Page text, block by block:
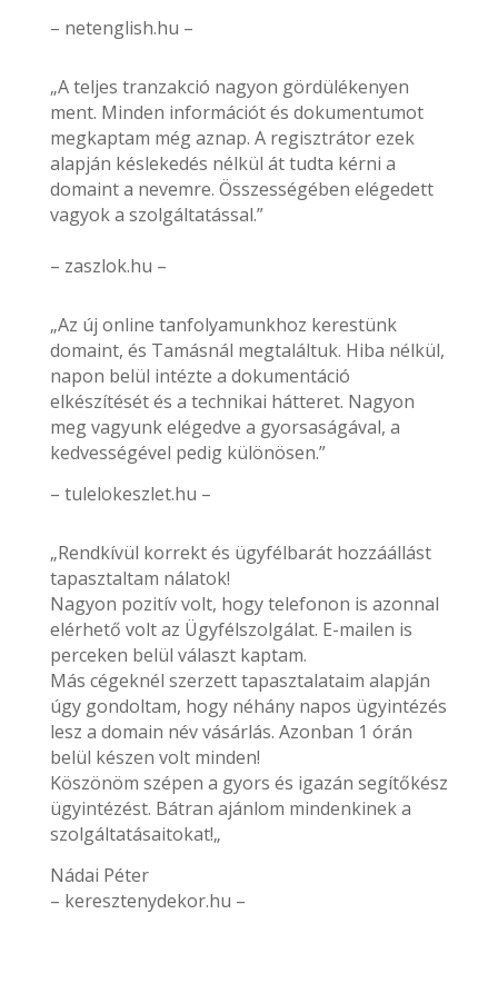
– netenglish.hu –
„A teljes tranzakció nagyon gördülékenyen
ment. Minden információt és dokumentumot
megkaptam még aznap. A regisztrátor ezek
alapján késlekedés nélkül át tudta kérni a
domaint a nevemre. Összességében elégedett
vagyok a szolgáltatással.”
– zaszlok.hu –
„Az új online tanfolyamunkhoz kerestünk
domaint, és Tamásnál megtaláltuk. Hiba nélkül,
napon belül intézte a dokumentáció
elkészítését és a technikai hátteret. Nagyon
meg vagyunk elégedve a gyorsaságával, a
kedvességével pedig különösen.”
– tulelokeszlet.hu –
„Rendkívül korrekt és ügyfélbarát hozzáállást
tapasztaltam nálatok!
Nagyon pozitív volt, hogy telefonon is azonnal
elérhető volt az Ügyfélszolgálat. E-mailen is
perceken belül választ kaptam.
Más cégeknél szerzett tapasztalataim alapján
úgy gondoltam, hogy néhány napos ügyintézés
lesz a domain név vásárlás. Azonban 1 órán
belül készen volt minden!
Köszönöm szépen a gyors és igazán segítőkész
ügyintézést. Bátran ajánlom mindenkinek a
szolgáltatásaitokat!„
Nádai Péter
– keresztenydekor.hu –